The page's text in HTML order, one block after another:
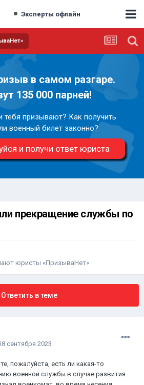
Эксперты офлайн
в самом разгаре.
135 000 парней!
тебя призывают? Как получить
военный билет законно?
и получи ответ юриста
прекращение службы по
юристы «ПризываНет»
Ответить в теме
сентября 2023
пожалуйста, есть ли какая-то
военной службы в случае развития